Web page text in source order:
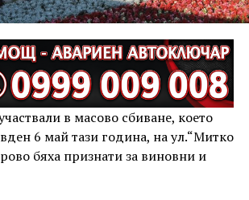
в масово сбиване, което
6 май тази година, на ул.“Митко
бяха признати за виновни и